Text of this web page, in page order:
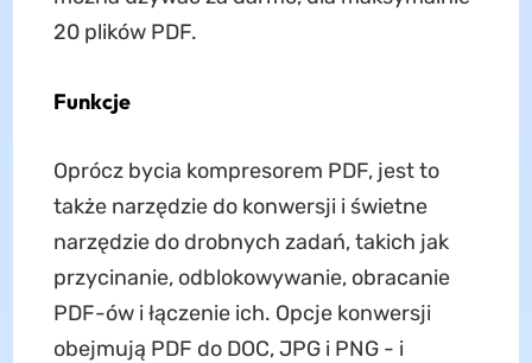
20 plików PDF.
Funkcje
Oprócz bycia kompresorem PDF, jest to
także narzędzie do konwersji i świetne
narzędzie do drobnych zadań, takich jak
przycinanie, odblokowywanie, obracanie
PDF-ów i łączenie ich. Opcje konwersji
obejmują PDF do DOC, JPG i PNG - i